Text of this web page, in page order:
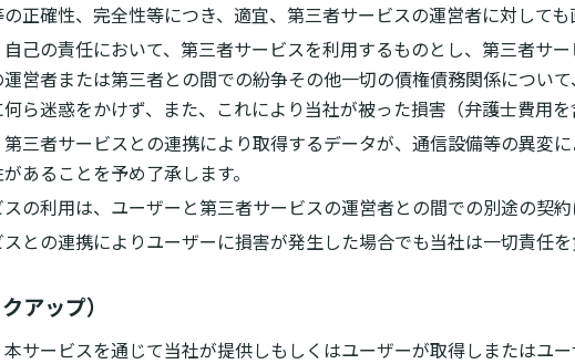
正確性、完全性等につき、適宜、第三者サービスの運営者に対しても
己の責任において、第三者サービスを利用するものとし、第三者サ
営者または第三者との間での紛争その他一切の債権債務関係につい
ら迷惑をかけず、また、これにより当社が被った損害（弁護士費用を
三者サービスとの連携により取得するデータが、通信設備等の異変
あることを予め了承します。
の利用は、ユーザーと第三者サービスの運営者との間での別途の契約
との連携によりユーザーに損害が発生した場合でも当社は一切責任を
アップ）
サービスを通じて当社が提供しもしくはユーザーが取得しまたはユ